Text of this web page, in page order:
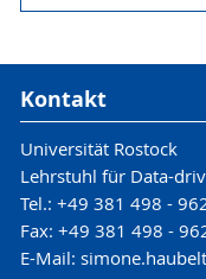
Kontakt
Universität Rostock
Lehrstuhl für Data-
Tel.: +49 381 498 -
Fax: +49 381 498 -
E-Mail: